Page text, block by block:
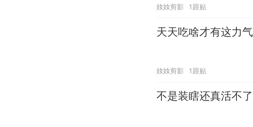
奻奻剪影 1跟贴
天天吃啥才有这力气
奻奻剪影 1跟贴
不是装瞎还真活不了